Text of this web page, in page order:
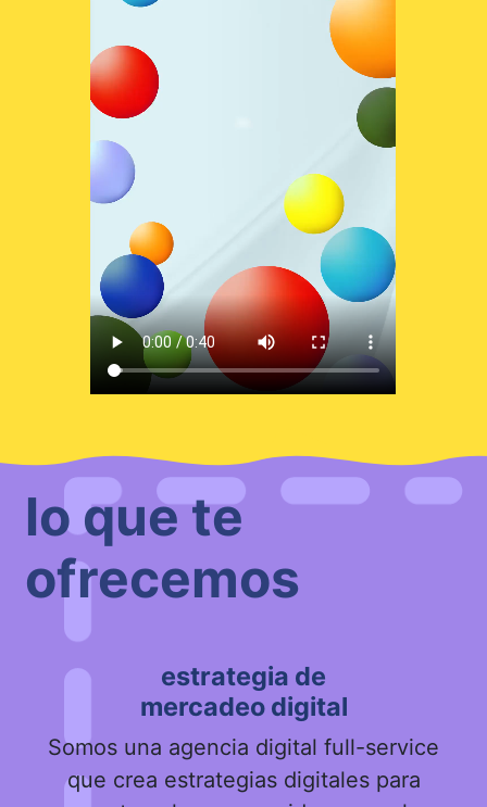
lo que te
ofrecemos
estrategia de
mercadeo digital
Somos una agencia digital full-service
que crea estrategias digitales para